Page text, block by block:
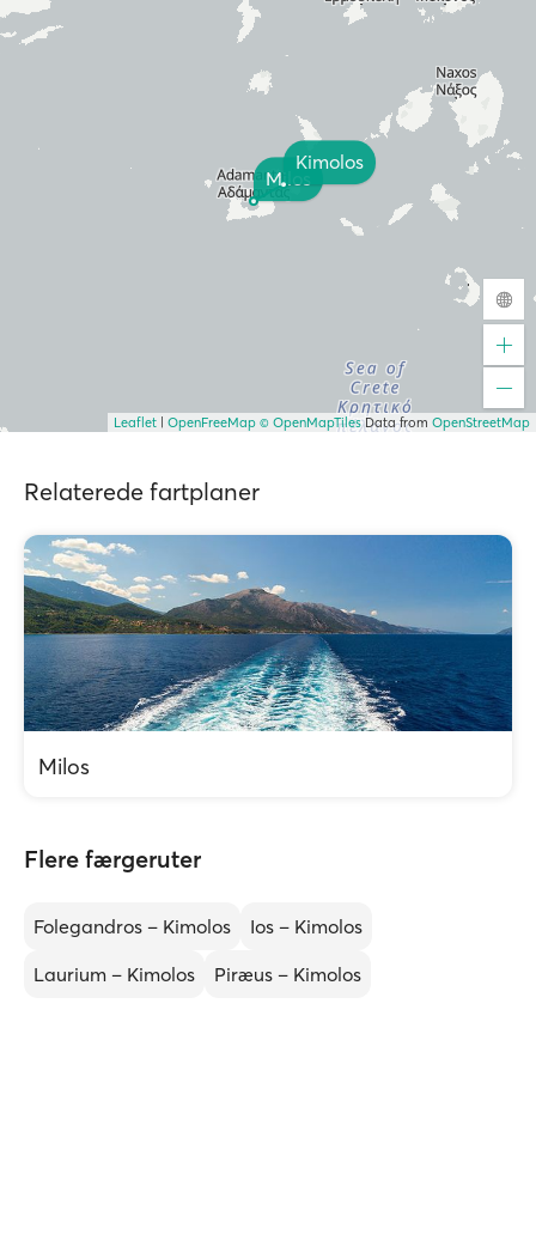
Milos
Kimolos
Leaflet OpenFreeMap © OpenMapTilesData from OpenStreetMap
Relaterede fartplaner
Milos
Flere færgeruter
Folegandros – Kimolos
Ios – Kimolos
Laurium – Kimolos
Piræus – Kimolos